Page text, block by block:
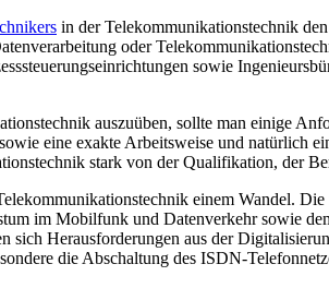
in der Telekommunikationstechnik
oder
sowie
auszuüben, sollte man einige
eine exakte Arbeitsweise und natürlich
stark von der Qualifikation, der
einem Wandel.
im Mobilfunk und Datenverkehr sowie
sich Herausforderungen aus der
die Abschaltung des ISDN-